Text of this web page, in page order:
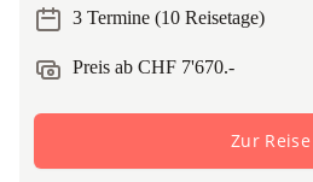
3 Termine (10 Reisetage)
Preis ab CHF 7'670.-
Zur Reise